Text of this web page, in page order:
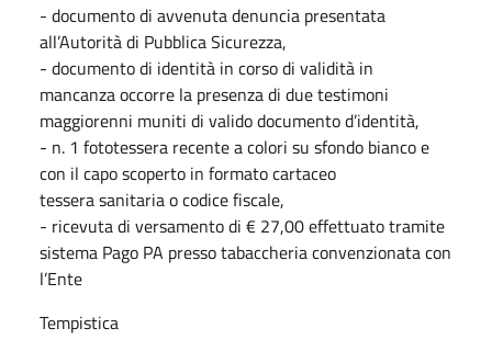
- documento di avvenuta denuncia presentata
all’Autorità di Pubblica Sicurezza,
- documento di identità in corso di validità in
mancanza occorre la presenza di due testimoni
maggiorenni muniti di valido documento d’identità,
- n. 1 fototessera recente a colori su sfondo bianco e
con il capo scoperto in formato cartaceo
tessera sanitaria o codice fiscale,
- ricevuta di versamento di € 27,00 effettuato tramite
sistema Pago PA presso tabaccheria convenzionata con
l’Ente
Tempistica